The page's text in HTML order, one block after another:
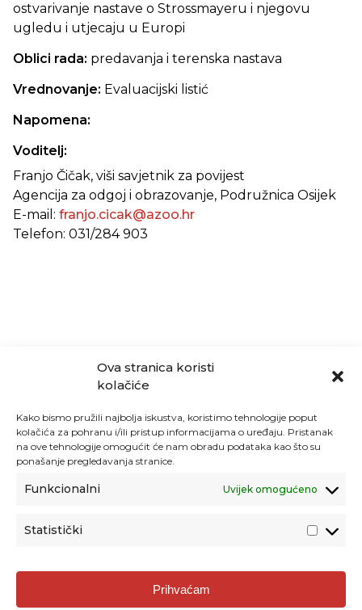
Ova stranica koristi
kolačiće
Kako bismo pružili najbolja iskustva, koristimo tehnologije poput
kolačića za pohranu i/ili pristup informacijama o uređaju. Pristanak
na ove tehnologije omogućit će nam obradu podataka kao što su
ponašanje pregledavanja stranice.
Funkcionalni Uvijek omogućeno
Statistički
Prihvaćam
ostvarivanje nastave o Strossmayeru i njegovu
ugledu i utjecaju u Europi
Oblici rada: predavanja i terenska nastava
Vrednovanje: Evaluacijski listić
Napomena:
Voditelj:
Franjo Čičak, viši savjetnik za povijest
Agencija za odgoj i obrazovanje, Podružnica Osijek
E-mail: franjo.cicak@azoo.hr
Telefon: 031/284 903
Agencija za odgoj i obrazovanje
Donje Svetice 38, 10000 Zagreb